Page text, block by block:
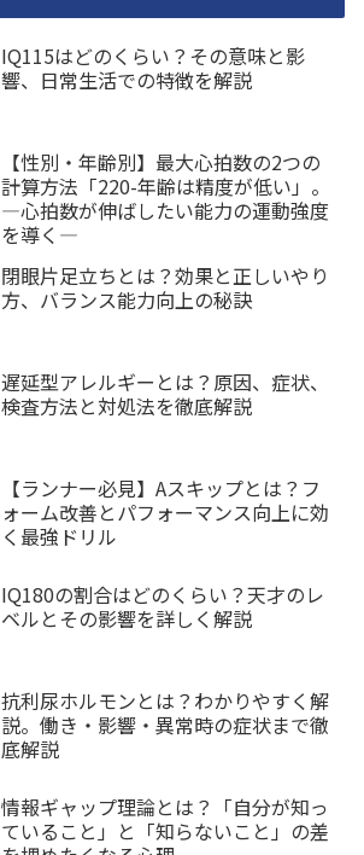
IQ115はどのくらい？その意味と影
響、日常生活での特徴を解説
【性別・年齢別】最大心拍数の2つの
計算方法「220-年齢は精度が低い」。
―心拍数が伸ばしたい能力の運動強度
を導く―
閉眼片足立ちとは？効果と正しいやり
方、バランス能力向上の秘訣
遅延型アレルギーとは？原因、症状、
検査方法と対処法を徹底解説
【ランナー必見】Aスキップとは？フ
ォーム改善とパフォーマンス向上に効
く最強ドリル
IQ180の割合はどのくらい？天才のレ
ベルとその影響を詳しく解説
抗利尿ホルモンとは？わかりやすく解
説。働き・影響・異常時の症状まで徹
底解説
情報ギャップ理論とは？「自分が知っ
ていること」と「知らないこと」の差